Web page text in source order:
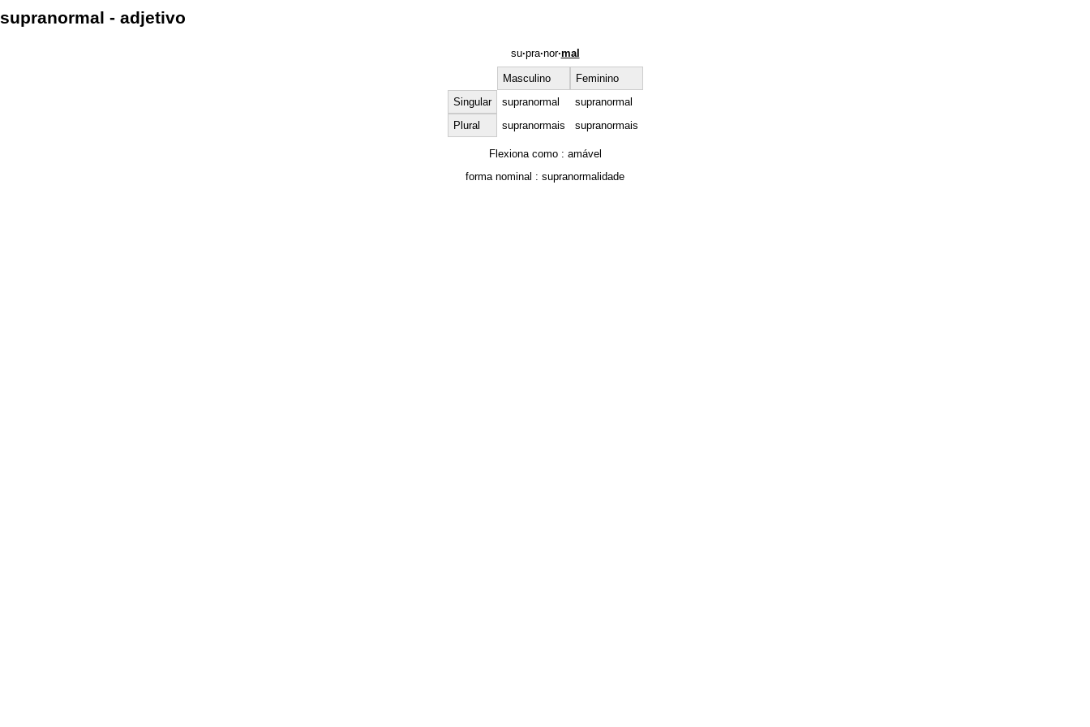
supranormal - adjetivo
su·pra·nor·mal
Masculino
Feminino
Singular
supranormal
supranormal
Plural
supranormais supranormais
Flexiona como : amável
forma nominal : supranormalidade